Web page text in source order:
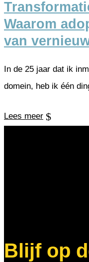
Waarom
van
In de 25 jaar dat ik
domein, heb ik één
Lees meer
Blijf op